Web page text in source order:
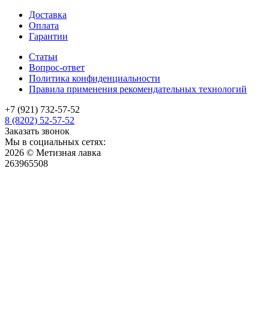
Доставка
Оплата
Гарантии
Статьи
Вопрос-ответ
Политика конфиденциальности
Правила применения рекомендательных технологий
+7 (921) 732-57-52
8 (8202) 52-57-52
Заказать звонок
Мы в социальных сетях:
2026 © Метизная лавка
263965508